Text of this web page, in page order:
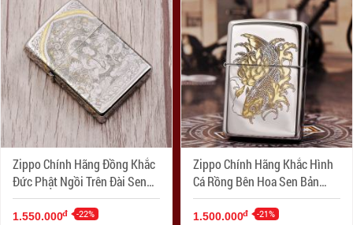
Zippo Chính Hãng Đồng Khắc
Đức Phật Ngồi Trên Đài Sen
Hoa Văn Tinh Tế Bản Chorme
1.550.000đ -22%
Zippo Chính Hãng Khắc Hình
Cá Rồng Bên Hoa Sen Bản
Choerm
1.500.000đ -21%